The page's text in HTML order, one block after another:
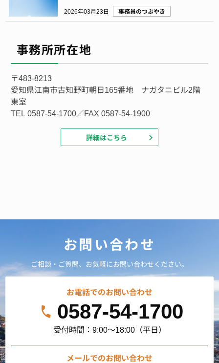
2026年03月23日 事務員のつぶやき
事務所所在地
〒483-8213
愛知県江南市古知野町朝日165番地 ナガタニビル2階
東室
TEL 0587-54-1700／FAX 0587-54-1900
詳細はこちら
お問い合わせ
ご相談・ご質問、お気軽にお問い合わせください。
お電話でのお問い合わせ
0587-54-1700
受付時間：9:00～18:00（平日）
メールでのお問い合わせ